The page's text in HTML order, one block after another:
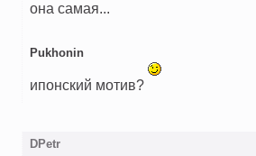
она самая...
Pukhonin
ипонский мотив?
DPetr